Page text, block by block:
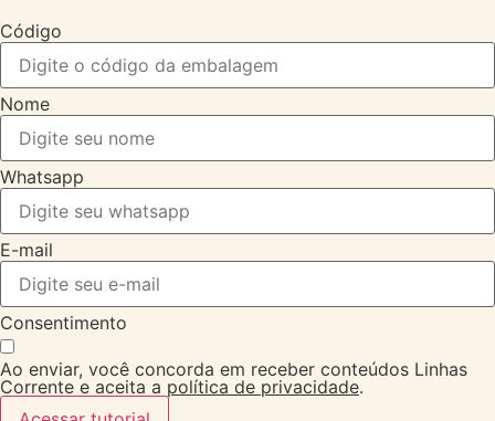
Código
Nome
Whatsapp
E-mail
Consentimento
Ao enviar, você concorda em receber conteúdos Linhas
Corrente e aceita a política de privacidade.